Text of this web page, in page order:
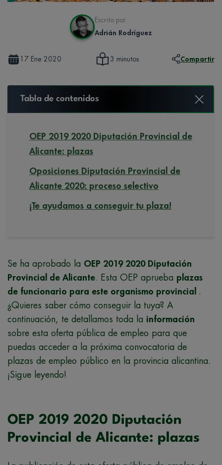
Escrito por
Adrián Rodríguez
17 Ene 2020 3 minutos Compartir
Tabla de contenidos
OEP 2019 2020 Diputación Provincial de
Alicante: plazas
Oposiciones Diputación Provincial de
Alicante 2020: proceso selectivo
¡Te ayudamos a conseguir tu plaza!
Se ha aprobado la OEP 2019 2020 Diputación
Provincial de Alicante. Esta OEP aprueba plazas
de funcionario para este organismo provincial
.
¿Quieres saber cómo conseguir la tuya? A
continuación, te detallamos toda la información
sobre esta oferta pública de empleo para que
puedas acceder a la próxima convocatoria de
plazas de empleo público en la provincia alicantina.
¡Sigue leyendo!
OEP 2019 2020 Diputación
Provincial de Alicante: plazas